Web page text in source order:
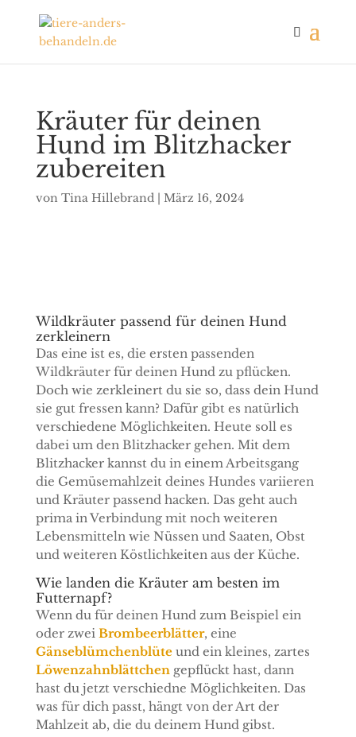
Kräuter für deinen
Hund im Blitzhacker
zubereiten
von Tina Hillebrand| März 16, 2024
Wildkräuter passend für deinen Hund
zerkleinern
Das eine ist es, die ersten passenden
Wildkräuter für deinen Hund zu pflücken.
Doch wie zerkleinert du sie so, dass dein Hund
sie gut fressen kann? Dafür gibt es natürlich
verschiedene Möglichkeiten. Heute soll es
dabei um den Blitzhacker gehen. Mit dem
Blitzhacker kannst du in einem Arbeitsgang
die Gemüsemahlzeit deines Hundes variieren
und Kräuter passend hacken. Das geht auch
prima in Verbindung mit noch weiteren
Lebensmitteln wie Nüssen und Saaten, Obst
und weiteren Köstlichkeiten aus der Küche.
Wie landen die Kräuter am besten im
Futternapf?
Wenn du für deinen Hund zum Beispiel ein
oder zwei Brombeerblätter, eine
Gänseblümchenblüteund ein kleines, zartes
Löwenzahnblättchengepflückt hast, dann
hast du jetzt verschiedne Möglichkeiten. Das
was für dich passt, hängt von der Art der
Mahlzeit ab, die du deinem Hund gibst.